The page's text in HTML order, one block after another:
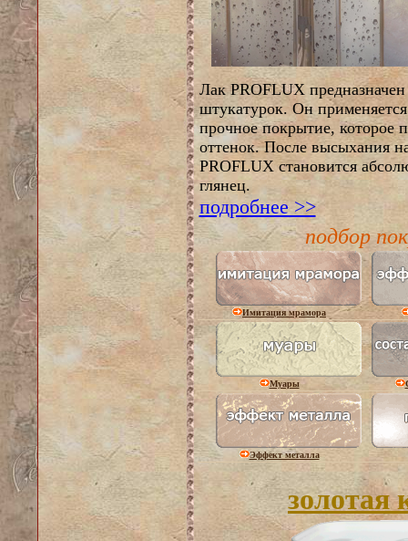
Лак PROFLUX
штукатурок. Он применяется
прочное покрытие, которое
оттенок. После высыхания
PROFLUX становится
глянец.
подробнее >>
подбор
Имитация мрамора
Муары
Эффект металла
золотая